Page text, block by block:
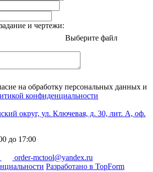
и чертежи:
Выберите файл
на обработку персональных данных и
конфиденциальности
округ, ул. Ключевая, д. 30, лит. А, оф.
до 17:00
order-mctool@yandex.ru
Разработано в TopForm